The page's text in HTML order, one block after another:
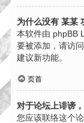
为什么没有 某某
本软件由 phpBB
要被添加，请访问
建议新功能。
页首
对于论坛上诽谤
您应该联络这个